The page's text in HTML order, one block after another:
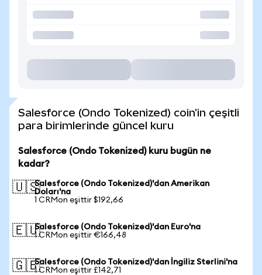
Salesforce (Ondo Tokenized) coin'in çeşitli
para birimlerinde güncel kuru
Salesforce (Ondo Tokenized) kuru bugün ne
kadar?
🇺🇸Salesforce (Ondo Tokenized)'dan Amerikan
Doları'na
1 CRMon eşittir $192,66
🇪🇺Salesforce (Ondo Tokenized)'dan Euro'na
1 CRMon eşittir €166,48
🇬🇧Salesforce (Ondo Tokenized)'dan İngiliz Sterlini'na
1 CRMon eşittir £142,71